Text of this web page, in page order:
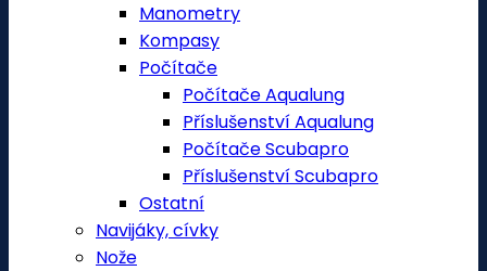
Manometry
Kompasy
Počítače
Počítače Aqualung
Příslušenství Aqualung
Počítače Scubapro
Příslušenství Scubapro
Ostatní
Navijáky, cívky
Nože